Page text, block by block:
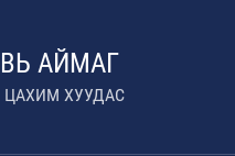
АЙМАГ
ХУУДАС